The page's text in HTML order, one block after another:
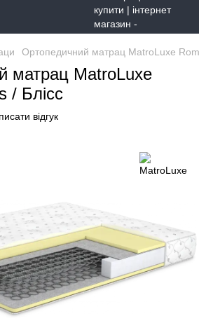
Ортопедичний матрац MatroLuxe
матрац MatroLuxe
/ Блісс
відгук